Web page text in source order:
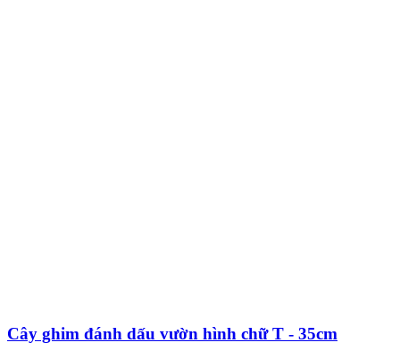
Cây ghim đánh dấu vườn hình chữ T - 35cm